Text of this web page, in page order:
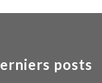
posts